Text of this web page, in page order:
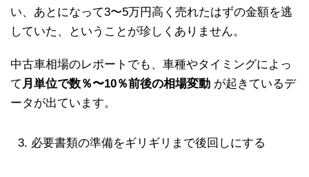
い、あとになって3〜5万円高く売れたはずの金額を逃
していた、ということが珍しくありません。
中古車相場のレポートでも、車種やタイミングによっ
て 月単位で数％〜10％前後の相場変動 が起きているデ
ータが出ています。
必要書類の準備をギリギリまで後回しにする